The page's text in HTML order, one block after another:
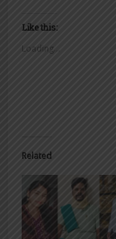
Like this:
Loading...
Related